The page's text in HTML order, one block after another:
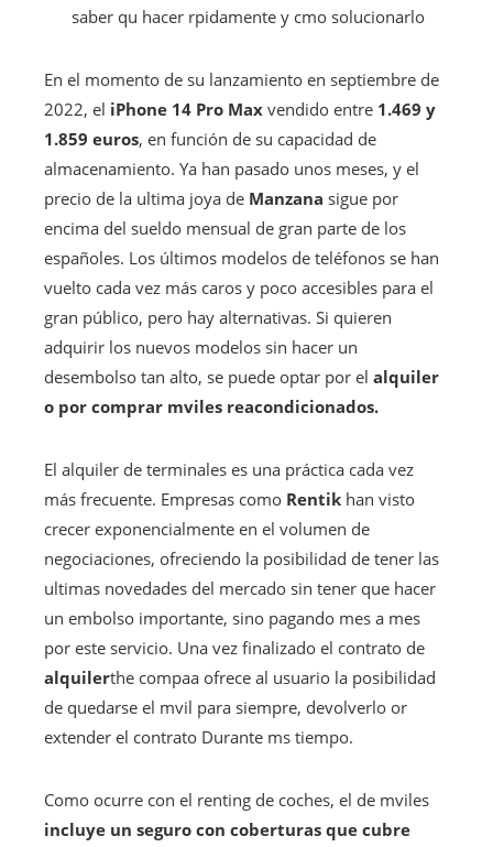
saber qu hacer rpidamente y cmo solucionarlo
En el momento de su lanzamiento en septiembre de
2022, el iPhone 14 Pro Max vendido entre 1.469 y
1.859 euros, en función de su capacidad de
almacenamiento. Ya han pasado unos meses, y el
precio de la ultima joya de Manzana sigue por
encima del sueldo mensual de gran parte de los
españoles. Los últimos modelos de teléfonos se han
vuelto cada vez más caros y poco accesibles para el
gran público, pero hay alternativas. Si quieren
adquirir los nuevos modelos sin hacer un
desembolso tan alto, se puede optar por el alquiler
o por comprar mviles reacondicionados.
El alquiler de terminales es una práctica cada vez
más frecuente. Empresas como Rentik han visto
crecer exponencialmente en el volumen de
negociaciones, ofreciendo la posibilidad de tener las
ultimas novedades del mercado sin tener que hacer
un embolso importante, sino pagando mes a mes
por este servicio. Una vez finalizado el contrato de
alquilerthe compaa ofrece al usuario la posibilidad
de quedarse el mvil para siempre, devolverlo or
extender el contrato Durante ms tiempo.
Como ocurre con el renting de coches, el de mviles
incluye un seguro con coberturas que cubre